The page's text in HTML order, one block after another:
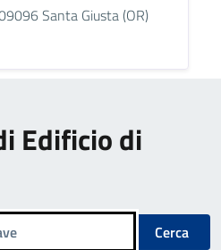
Santa Giusta (OR)
Edificio di
Cerca